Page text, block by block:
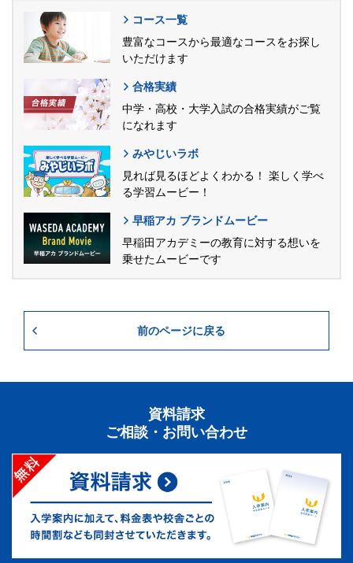
コース一覧
豊富なコースから最適なコースをお探し
いただけます
合格実績
中学・高校・大学入試の合格実績がご覧
になれます
みやじいラボ
見れば見るほどよくわかる！ 楽しく学べ
る学習ムービー！
早稲アカ ブランドムービー
早稲田アカデミーの教育に対する想いを
乗せたムービーです
前のページに戻る
資料請求
ご相談・お問い合わせ